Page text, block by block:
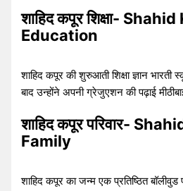
शाहिद कपूर शिक्षा-
Education
शाहिद कपूर की शुरुआती शिक्षा ज्ञान
बाद उन्होंने अपनी ग्रेजुएशन की पढ़ाई
शाहिद कपूर परिवार-
Family
शाहिद कपूर का जन्म एक प्रतिष्ठित